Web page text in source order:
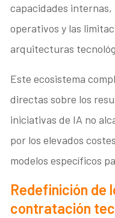
capacidades internas,
operativos y las
arquitecturas
Este ecosistema
directas sobre los
iniciativas de IA no
por los elevados
modelos específicos
Redefinición de
contratación